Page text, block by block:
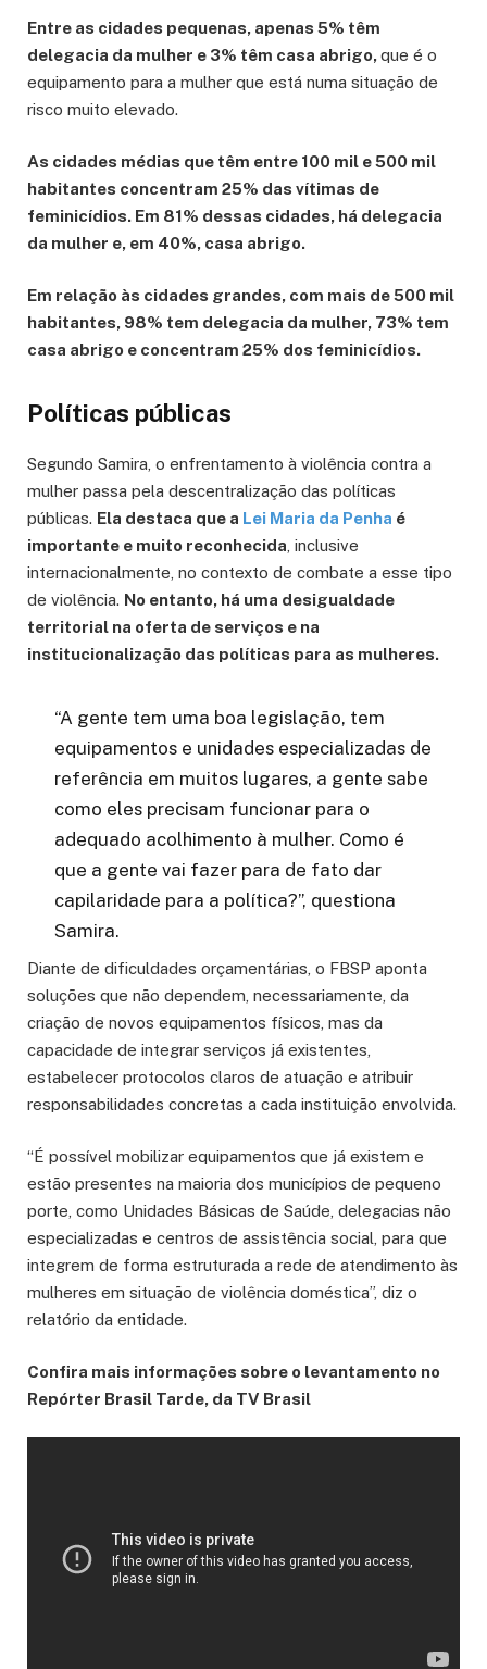
Entre as cidades pequenas, apenas 5% têm
delegacia da mulher e 3% têm casa abrigo,que é o
equipamento para a mulher que está numa situação de
risco muito elevado.
As cidades médias que têm entre 100 mil e 500 mil
habitantes concentram 25% das vítimas de
feminicídios. Em 81% dessas cidades, há delegacia
da mulher e, em 40%, casa abrigo.
Em relação às cidades grandes, com mais de 500 mil
habitantes, 98% tem delegacia da mulher, 73% tem
casa abrigo e concentram 25% dos feminicídios.
Políticas públicas
Segundo Samira, o enfrentamento à violência contra a
mulher passa pela descentralização das políticas
públicas. Ela destaca que a Lei Maria da Penha é
importante e muito reconhecida , inclusive
internacionalmente, no contexto de combate a esse tipo
de violência. No entanto, há uma desigualdade
territorial na oferta de serviços e na
institucionalização das políticas para as mulheres.
“A gente tem uma boa legislação, tem
equipamentos e unidades especializadas de
referência em muitos lugares, a gente sabe
como eles precisam funcionar para o
adequado acolhimento à mulher. Como é
que a gente vai fazer para de fato dar
capilaridade para a política?”, questiona
Samira.
Diante de dificuldades orçamentárias, o FBSP aponta
soluções que não dependem, necessariamente, da
criação de novos equipamentos físicos, mas da
capacidade de integrar serviços já existentes,
estabelecer protocolos claros de atuação e atribuir
responsabilidades concretas a cada instituição envolvida.
“É possível mobilizar equipamentos que já existem e
estão presentes na maioria dos municípios de pequeno
porte, como Unidades Básicas de Saúde, delegacias não
especializadas e centros de assistência social, para que
integrem de forma estruturada a rede de atendimento às
mulheres em situação de violência doméstica”, diz o
relatório da entidade.
Confira mais informações sobre o levantamento no
Repórter Brasil Tarde, da TV Brasil